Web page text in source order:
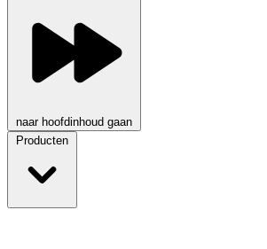
naar hoofdinhoud gaan
Producten